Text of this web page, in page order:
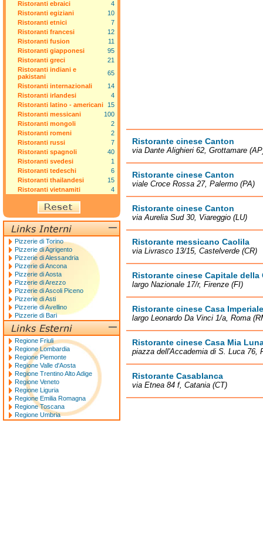
Ristorante cinese Canton
via Dante Alighieri 62, Grottamare
Ristorante cinese Canton
viale Croce Rossa 27, Palermo (PA)
Ristorante cinese Canton
via Aurelia Sud 30, Viareggio (LU)
Ristorante messicano Caolila
via Livrasco 13/15, Castelverde (CR)
Ristorante cinese Capitale della
largo Nazionale 17/r, Firenze (FI)
Ristorante cinese Casa Imperiale
largo Leonardo Da Vinci 1/a, Roma
Ristorante cinese Casa Mia
piazza dell'Accademia di S. Luca 76,
Ristorante Casablanca
via Etnea 84 f, Catania (CT)
Ristoranti ebraici
4
Ristoranti egiziani
10
Ristoranti etnici
7
Ristoranti francesi
12
Ristoranti fusion
11
Ristoranti giapponesi
95
Ristoranti greci
21
Ristoranti indiani e
pakistani
65
Ristoranti internazionali
14
Ristoranti irlandesi
4
Ristoranti latino - americani
15
Ristoranti messicani
100
Ristoranti mongoli
2
Ristoranti romeni
2
Ristoranti russi
7
Ristoranti spagnoli
40
Ristoranti svedesi
1
Ristoranti tedeschi
6
Ristoranti thailandesi
15
Ristoranti vietnamiti
4
Pizzerie di Torino
Pizzerie di Agrigento
Pizzerie di Alessandria
Pizzerie di Ancona
Pizzerie di Aosta
Pizzerie di Arezzo
Pizzerie di Ascoli Piceno
Pizzerie di Asti
Pizzerie di Avellino
Pizzerie di Bari
Regione Friuli
Regione Lombardia
Regione Piemonte
Regione Valle d'Aosta
Regione Trentino Alto Adige
Regione Veneto
Regione Liguria
Regione Emilia Romagna
Regione Toscana
Regione Umbria